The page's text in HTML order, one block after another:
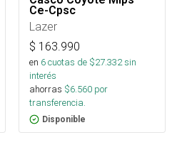
Ce-Cpsc
Lazer
$ 163.990
en 6cuotas de $27.332sin
interés
ahorras $6.560 por
transferencia.
Disponible